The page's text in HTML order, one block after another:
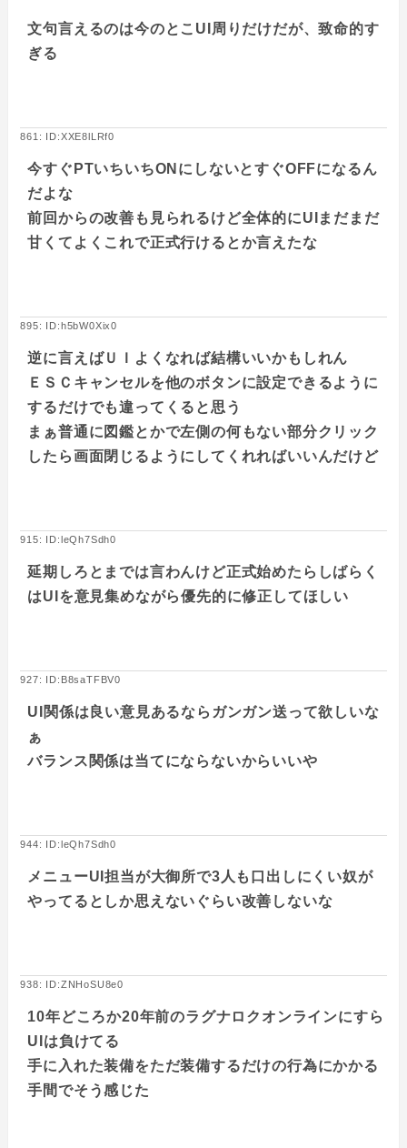
文句言えるのは今のとこUI周りだけだが、致命的す
ぎる
861: ID:XXE8lLRf0
今すぐPTいちいちONにしないとすぐOFFになるん
だよな
前回からの改善も見られるけど全体的にUIまだまだ
甘くてよくこれで正式行けるとか言えたな
895: ID:h5bW0Xix0
逆に言えばＵＩよくなれば結構いいかもしれん
ＥＳＣキャンセルを他のボタンに設定できるように
するだけでも違ってくると思う
まぁ普通に図鑑とかで左側の何もない部分クリック
したら画面閉じるようにしてくれればいいんだけど
915: ID:leQh7Sdh0
延期しろとまでは言わんけど正式始めたらしばらく
はUIを意見集めながら優先的に修正してほしい
927: ID:B8saTFBV0
UI関係は良い意見あるならガンガン送って欲しいな
ぁ
バランス関係は当てにならないからいいや
944: ID:leQh7Sdh0
メニューUI担当が大御所で3人も口出しにくい奴が
やってるとしか思えないぐらい改善しないな
938: ID:ZNHoSU8e0
10年どころか20年前のラグナロクオンラインにすら
UIは負けてる
手に入れた装備をただ装備するだけの行為にかかる
手間でそう感じた